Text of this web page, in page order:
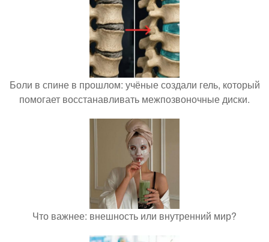
Боли в спине в прошлом: учёные создали гель, который
помогает восстанавливать межпозвоночные диски.
Что важнее: внешность или внутренний мир?